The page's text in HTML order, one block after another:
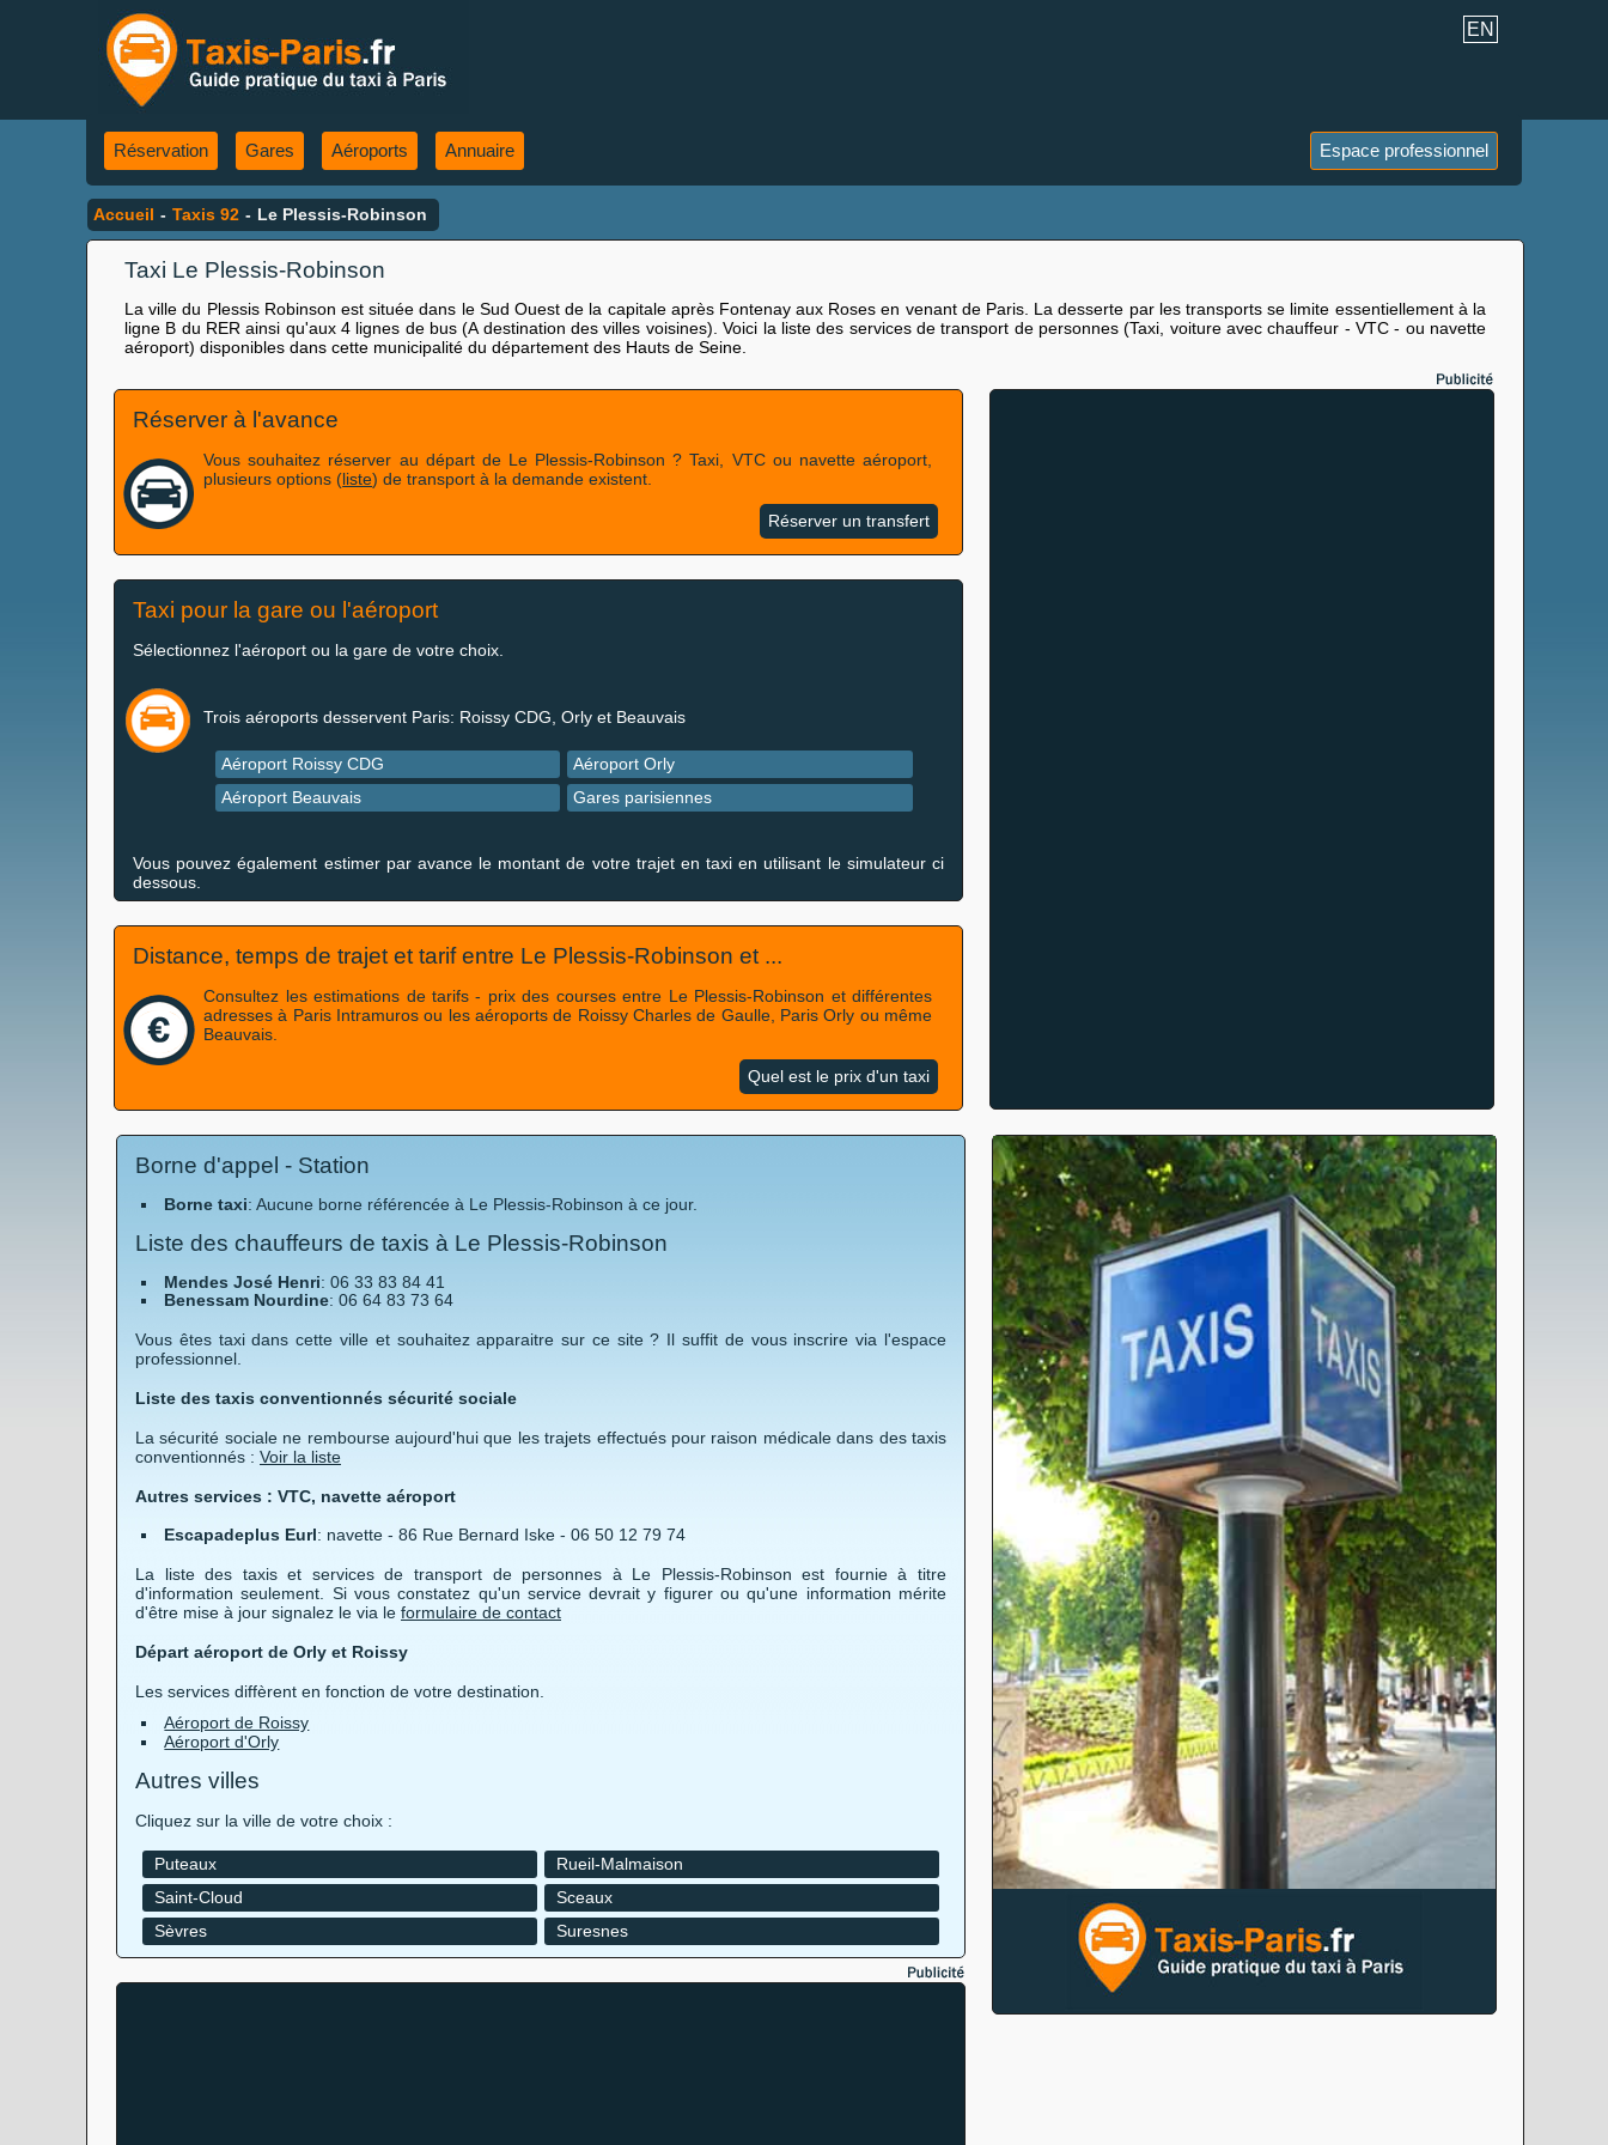
Réservation Gares Aéroports Annuaire Espace professionnel
EN
Accueil - Taxis 92 - Le Plessis-Robinson
Taxi Le Plessis-Robinson
La ville du Plessis Robinson est située dans le Sud Ouest de la capitale après Fontenay aux Roses en venant de Paris. La desserte par les transports se limite essentiellement à la
ligne B du RER ainsi qu'aux 4 lignes de bus (A destination des villes voisines). Voici la liste des services de transport de personnes (Taxi, voiture avec chauffeur - VTC - ou navette
aéroport) disponibles dans cette municipalité du département des Hauts de Seine.
Réserver à l'avance
Vous souhaitez réserver au départ de Le Plessis-Robinson ? Taxi, VTC ou navette aéroport,
plusieurs options (liste) de transport à la demande existent.
Réserver un transfert
Taxi pour la gare ou l'aéroport
Sélectionnez l'aéroport ou la gare de votre choix.
Trois aéroports desservent Paris: Roissy CDG, Orly et Beauvais
Aéroport Roissy CDG
Aéroport Orly
Aéroport Beauvais
Gares parisiennes
Vous pouvez également estimer par avance le montant de votre trajet en taxi en utilisant le simulateur ci
dessous.
Distance, temps de trajet et tarif entre Le Plessis-Robinson et ...
Consultez les estimations de tarifs - prix des courses entre Le Plessis-Robinson et différentes
adresses à Paris Intramuros ou les aéroports de Roissy Charles de Gaulle, Paris Orly ou même
Beauvais.
Quel est le prix d'un taxi
Borne d'appel - Station
Borne taxi: Aucune borne référencée à Le Plessis-Robinson à ce jour.
Liste des chauffeurs de taxis à Le Plessis-Robinson
Mendes José Henri: 06 33 83 84 41
Benessam Nourdine: 06 64 83 73 64
Vous êtes taxi dans cette ville et souhaitez apparaitre sur ce site ? Il suffit de vous inscrire via l'espace
professionnel.
Liste des taxis conventionnés sécurité sociale
La sécurité sociale ne rembourse aujourd'hui que les trajets effectués pour raison médicale dans des taxis
conventionnés : Voir la liste
Autres services : VTC, navette aéroport
Escapadeplus Eurl: navette - 86 Rue Bernard Iske - 06 50 12 79 74
La liste des taxis et services de transport de personnes à Le Plessis-Robinson est fournie à titre
d'information seulement. Si vous constatez qu'un service devrait y figurer ou qu'une information mérite
d'être mise à jour signalez le via le formulaire de contact
Départ aéroport de Orly et Roissy
Les services diffèrent en fonction de votre destination.
Aéroport de Roissy
Aéroport d'Orly
Autres villes
Cliquez sur la ville de votre choix :
Puteaux
Rueil-Malmaison
Saint-Cloud
Sceaux
Sèvres
Suresnes